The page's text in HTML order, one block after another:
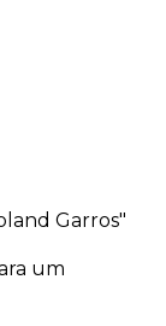
Garros"
um